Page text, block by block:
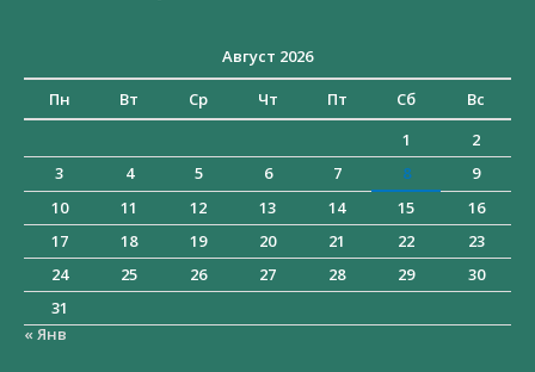
Август 2026
Пн
Вт Ср Чт Пт Сб
Вс
1
2
3
4 5 6 7 8
9
10
11 12 13 14 15
16
17
18 19 20 21 22
23
24
25 26 27 28 29
30
31
« Янв